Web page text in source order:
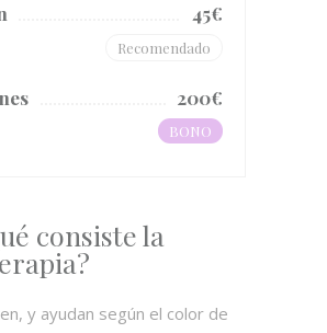
45€
Recomendado
200€
BONO
consiste la
y ayudan según el color de